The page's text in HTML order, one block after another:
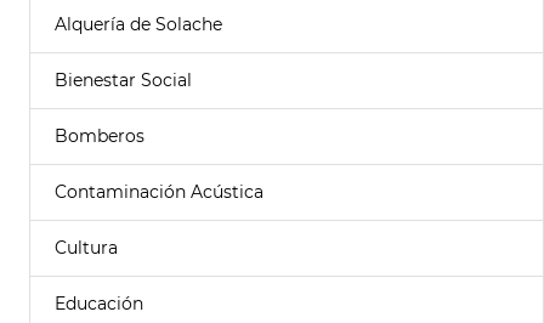
Alquería de Solache
Bienestar Social
Bomberos
Contaminación Acústica
Cultura
Educación